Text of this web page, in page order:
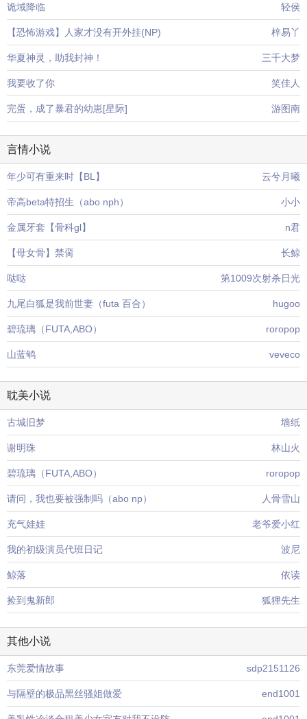
诡域降临 轻侯
【恐怖游戏】人家才没有开外挂(NP) 梓易丫
华夏神灵，助我封神！ 三千大梦
我要收了你 笑佳人
完蛋，成了暴君的幼崽[星际] 游图南
言情小说
年少可有重来时【BL】 云兮月曦
帝高beta特招生（abo nph） 小小
金属牙套【骨科gl】 n君
【母女骨】禁脔 长鲸
哒哒 第1009次射杀日光
九尾白狐是我前世妻（futa 百合） hugoo
碧琉璃（FUTA,ABO） roropop
山蓝鸲 veveco
耽美小说
古城旧梦 墙纸
谢明珠 林山火
碧琉璃（FUTA,ABO） roropop
请问，我也要被强制吗（abo np） 人骨雪山
充气娃娃 老爷爱小红
我的初级演员代班日记 波尼
鲸落 依读
捡到鬼新郎 狐狸先生
其他小说
东莞爱情故事 sdp2151126
与隔壁的极品黑丝骚姐做爱 end1001